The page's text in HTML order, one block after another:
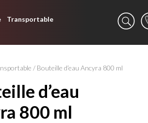
Transportable
/ Bouteille d’eau Ancyra 800 ml
800 ml